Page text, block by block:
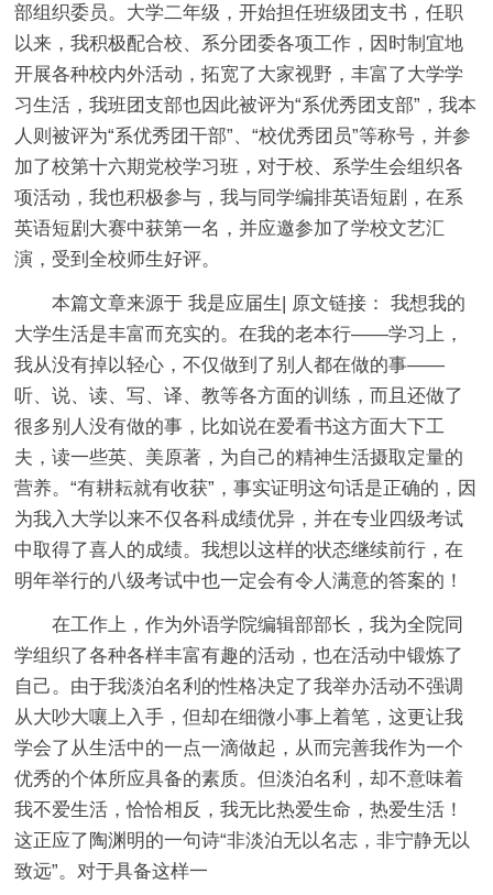
部组织委员。大学二年级，开始担任班级团支书，任职
以来，我积极配合校、系分团委各项工作，因时制宜地
开展各种校内外活动，拓宽了大家视野，丰富了大学学
习生活，我班团支部也因此被评为“系优秀团支部”，我本
人则被评为“系优秀团干部”、“校优秀团员”等称号，并参
加了校第十六期党校学习班，对于校、系学生会组织各
项活动，我也积极参与，我与同学编排英语短剧，在系
英语短剧大赛中获第一名，并应邀参加了学校文艺汇
演，受到全校师生好评。
本篇文章来源于 我是应届生| 原文链接： 我想我的
大学生活是丰富而充实的。在我的老本行——学习上，
我从没有掉以轻心，不仅做到了别人都在做的事——
听、说、读、写、译、教等各方面的训练，而且还做了
很多别人没有做的事，比如说在爱看书这方面大下工
夫，读一些英、美原著，为自己的精神生活摄取定量的
营养。“有耕耘就有收获”，事实证明这句话是正确的，因
为我入大学以来不仅各科成绩优异，并在专业四级考试
中取得了喜人的成绩。我想以这样的状态继续前行，在
明年举行的八级考试中也一定会有令人满意的答案的！
在工作上，作为外语学院编辑部部长，我为全院同
学组织了各种各样丰富有趣的活动，也在活动中锻炼了
自己。由于我淡泊名利的性格决定了我举办活动不强调
从大吵大嚷上入手，但却在细微小事上着笔，这更让我
学会了从生活中的一点一滴做起，从而完善我作为一个
优秀的个体所应具备的素质。但淡泊名利，却不意味着
我不爱生活，恰恰相反，我无比热爱生命，热爱生活！
这正应了陶渊明的一句诗“非淡泊无以名志，非宁静无以
致远”。对于具备这样一